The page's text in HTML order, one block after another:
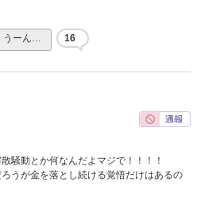
うーん… 16
騒動とか何なんだよマジで！！！！
うが金を落とし続ける覚悟だけはあるの